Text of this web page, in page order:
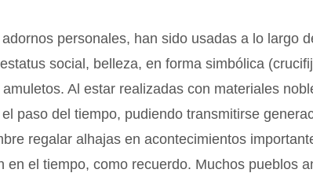
personales, han sido usadas a lo largo
social, belleza, en forma simbólica
Al estar realizadas con materiales
paso del tiempo, pudiendo transmitirse
regalar alhajas en acontecimientos
en el tiempo, como recuerdo. Muchos pueblos